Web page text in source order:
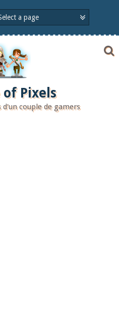
of Pixels
d'un couple de gamers